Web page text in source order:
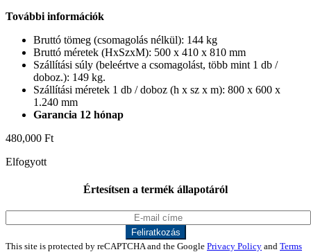
További információk
Bruttó tömeg (csomagolás nélkül): 144 kg
Bruttó méretek (HxSzxM): 500 x 410 x 810 mm
Szállítási súly (beleértve a csomagolást, több mint 1 db /
doboz.): 149 kg.
Szállítási méretek 1 db / doboz (h x sz x m): 800 x 600 x
1.240 mm
Garancia 12 hónap
480,000 Ft
Elfogyott
Értesítsen a termék állapotáról
This site is protected by reCAPTCHA and the Google Privacy Policy and Terms